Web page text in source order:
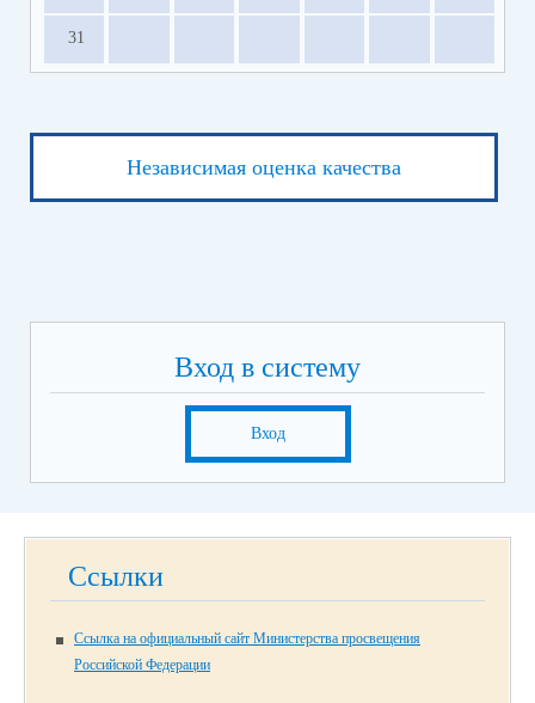
31
Независимая оценка качества
Вход в систему
Вход
Ссылки
Ссылка на официальный сайт Министерства просвещения
Российской Федерации